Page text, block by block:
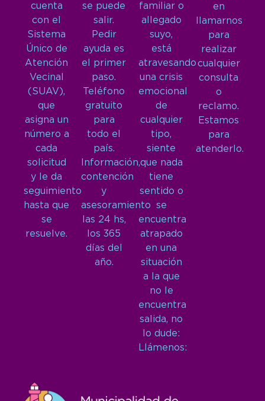
cuenta
con el
Sistema
Único de
Atención
Vecinal
(SUAV),
que
asigna un
número a
cada
solicitud
y le da
seguimiento
hasta que
se
resuelve.
se puede
salir.
Pedir
ayuda es
el primer
paso.
Teléfono
gratuito
para
todo el
país.
Información,
contención
y
asesoramiento
las 24 hs,
los 365
días del
año.
familiar o
allegado
suyo,
está
atravesando
una crisis
emocional
de
cualquier
tipo,
siente
que nada
tiene
sentido o
se
encuentra
atrapado
en una
situación
a la que
no le
encuentra
salida, no
lo dude:
Llámenos:
en
llamarnos
para
realizar
cualquier
consulta
o
reclamo.
Estamos
para
atenderlo.